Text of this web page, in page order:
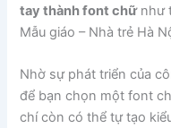
tay thành font chữnhư
Mẫu giáo – Nhà trẻ Hà
Nhờ sự phát triển của
để bạn chọn một font
chí còn có thể tự tạo